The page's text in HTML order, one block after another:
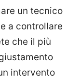
un tecnico
a controllare
che il più
intervento